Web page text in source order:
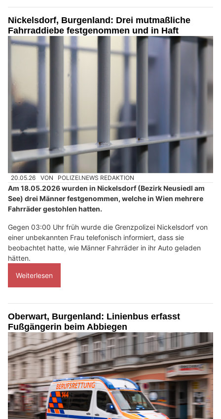
Nickelsdorf, Burgenland: Drei mutmaßliche
Fahrraddiebe festgenommen und in Haft
20.05.26 VON POLIZEI.NEWS REDAKTION
Am 18.05.2026 wurden in Nickelsdorf (Bezirk Neusiedl am
See) drei Männer festgenommen, welche in Wien mehrere
Fahrräder gestohlen hatten.
Gegen 03:00 Uhr früh wurde die Grenzpolizei Nickelsdorf von
einer unbekannten Frau telefonisch informiert, dass sie
beobachtet hatte, wie Männer Fahrräder in ihr Auto geladen
hätten.
Weiterlesen
Oberwart, Burgenland: Linienbus erfasst
Fußgängerin beim Abbiegen